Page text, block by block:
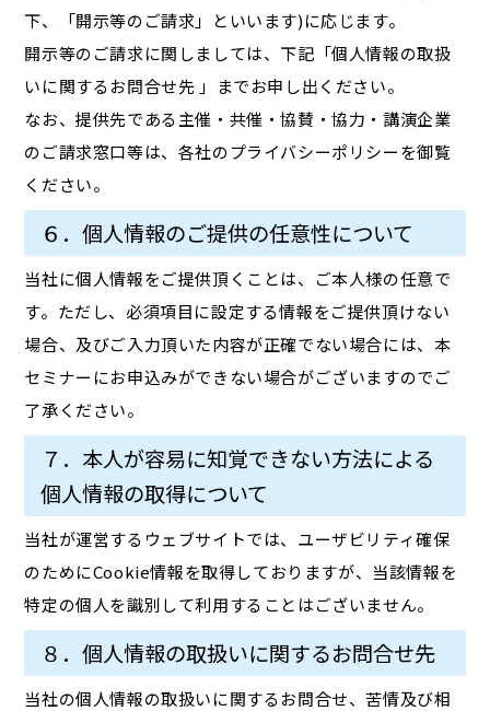
下、「開示等のご請求」といいます)に応じます。
開示等のご請求に関しましては、下記「個人情報の取扱
いに関するお問合せ先 」までお申し出ください。
なお、提供先である主催・共催・協賛・協力・講演企業
のご請求窓口等は、各社のプライバシーポリシーを御覧
ください。
６．個人情報のご提供の任意性について
当社に個人情報をご提供頂くことは、ご本人様の任意で
す。ただし、必須項目に設定する情報をご提供頂けない
場合、及びご入力頂いた内容が正確でない場合には、本
セミナーにお申込みができない場合がございますのでご
了承ください。
７．本人が容易に知覚できない方法による
個人情報の取得について
当社が運営するウェブサイトでは、ユーザビリティ確保
のためにCookie情報を取得しておりますが、当該情報を
特定の個人を識別して利用することはございません。
８．個人情報の取扱いに関するお問合せ先
当社の個人情報の取扱いに関するお問合せ、苦情及び相